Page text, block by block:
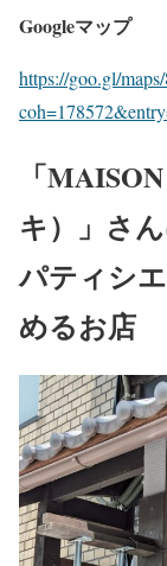
Googleマップ
https://goo.gl/
「
キ）」さ
パティシ
めるお店